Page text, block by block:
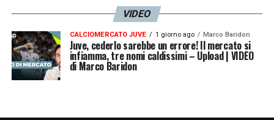
VIDEO
CALCIOMERCATO JUVE 1 giorno ago Marco Baridon
Juve, cederlo sarebbe un errore! Il mercato si
infiamma, tre nomi caldissimi – Upload | VIDEO
di Marco Baridon